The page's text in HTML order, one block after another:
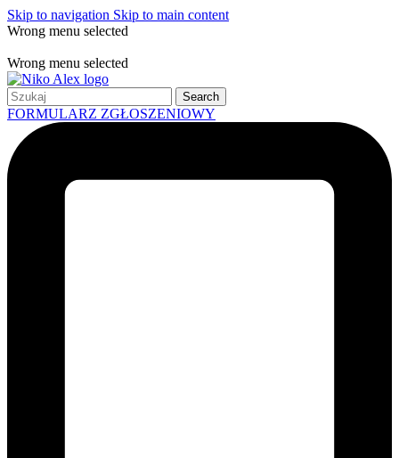
Skip to navigation Skip to main content
Wrong menu selected
Wrong menu selected
Search
FORMULARZ ZGŁOSZENIOWY